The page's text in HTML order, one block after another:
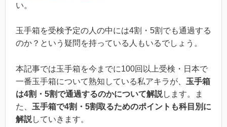
い。
玉手箱を受検予定の人の中には4割・5割でも通過する
のか？という疑問を持っている人もいるでしょう。
本記事では玉手箱を今までに100回以上受検・日本で
一番玉手箱について熟知している私アキラが、 玉手箱
は4割・5割で通過するのかについて解説します。ま
た、 玉手箱で4割・5割取るためのポイントも科目別に
解説していきます。